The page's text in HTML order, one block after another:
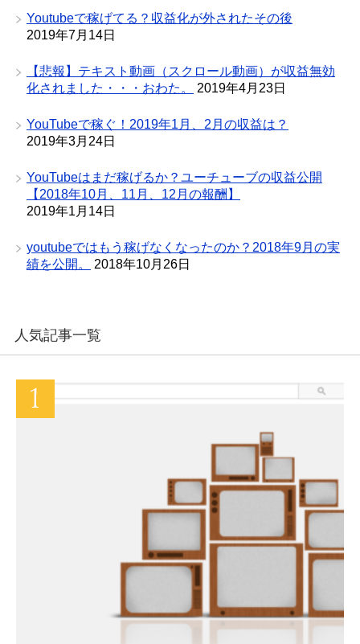
Youtubeで稼げてる？収益化が外されたその後
2019年7月14日
【悲報】テキスト動画（スクロール動画）が収益無効
化されました・・・おわた。
2019年4月23日
YouTubeで稼ぐ！2019年1月、2月の収益は？
2019年3月24日
YouTubeはまだ稼げるか？ユーチューブの収益公開
【2018年10月、11月、12月の報酬】
2019年1月14日
youtubeではもう稼げなくなったのか？2018年9月の実
績を公開。
2018年10月26日
人気記事一覧